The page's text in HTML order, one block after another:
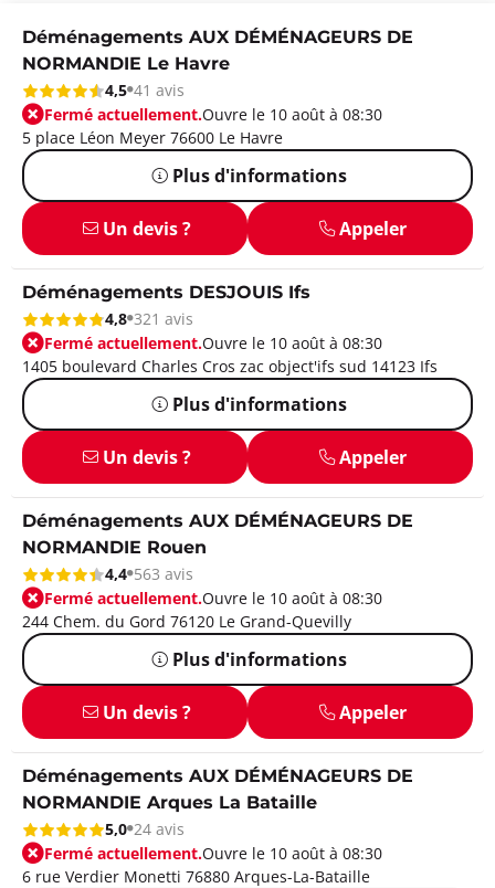
Déménagements AUX DÉMÉNAGEURS DE
NORMANDIE Le Havre
4,5 41 avis
Fermé actuellement.Ouvre le 10 août à 08:30
5 place Léon Meyer 76600 Le Havre
Plus d'informations
Un devis ? Appeler
Déménagements DESJOUIS Ifs
4,8 321 avis
Fermé actuellement.Ouvre le 10 août à 08:30
1405 boulevard Charles Cros zac object'ifs sud 14123 Ifs
Plus d'informations
Un devis ? Appeler
Déménagements AUX DÉMÉNAGEURS DE
NORMANDIE Rouen
4,4 563 avis
Fermé actuellement.Ouvre le 10 août à 08:30
244 Chem. du Gord 76120 Le Grand-Quevilly
Plus d'informations
Un devis ? Appeler
Déménagements AUX DÉMÉNAGEURS DE
NORMANDIE Arques La Bataille
5,0 24 avis
Fermé actuellement.Ouvre le 10 août à 08:30
6 rue Verdier Monetti 76880 Arques-La-Bataille